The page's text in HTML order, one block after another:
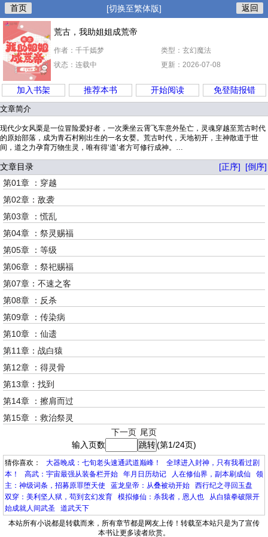
首页 [切换至繁体版] 返回
荒古，我助姐姐成荒帝
作者：千千嫣梦
类型：玄幻魔法
状态：连载中
更新：2026-07-08
加入书架 推荐本书 开始阅读 免登陆报错
文章简介
现代少女风栗是一位冒险爱好者，一次乘坐云霄飞车意外坠亡，灵魂穿越至荒古时代
的原始部落，成为青石村刚出生的一名女婴。荒古时代，天地初开，主神散道于世
间，道之力孕育万物生灵，唯有得‘道’者方可修行成神。…
文章目录 [正序]
[倒序]
第01章 ：穿越
第02章：敌袭
第03章 ：慌乱
第04章 ：祭灵赐福
第05章 ：等级
第06章 ：祭祀赐福
第07章：不速之客
第08章 ：反杀
第09章 ：传染病
第10章 ：仙遗
第11章：战白猿
第12章 ：得灵骨
第13章：找到
第14章 ：擦肩而过
第15章 ：救治祭灵
下一页 尾页
输入页数
(第1/24页)
猜你喜欢： 大器晚成：七旬老头速通武道巅峰！
全球进入封神，只有我看过剧
本！
高武：宇宙最强从装备栏开始 年月日历劫记 人在修仙界，副本刷成仙
领
主：神级词条，招募原罪堕天使
蓝龙皇帝：从叠被动开始
西行纪之寻回玉盘
双穿：美利坚人狱，苟到玄幻发育
模拟修仙：杀我者，恩人也
从白猿拳破限开
始成就人间武圣
道武天下
本站所有小说都是转载而来，所有章节都是网友上传！转载至本站只是为了宣传
本书让更多读者欣赏。